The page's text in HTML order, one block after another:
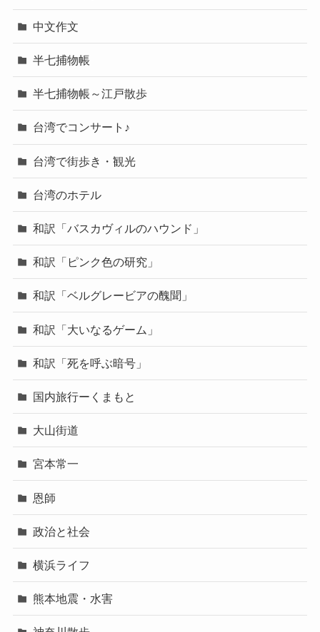
中文作文
半七捕物帳
半七捕物帳～江戸散歩
台湾でコンサート♪
台湾で街歩き・観光
台湾のホテル
和訳「バスカヴィルのハウンド」
和訳「ピンク色の研究」
和訳「ベルグレービアの醜聞」
和訳「大いなるゲーム」
和訳「死を呼ぶ暗号」
国内旅行ーくまもと
大山街道
宮本常一
恩師
政治と社会
横浜ライフ
熊本地震・水害